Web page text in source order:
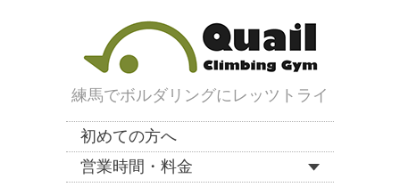
練馬でボルダリングにレッツトライ
初めての方へ
営業時間・料金